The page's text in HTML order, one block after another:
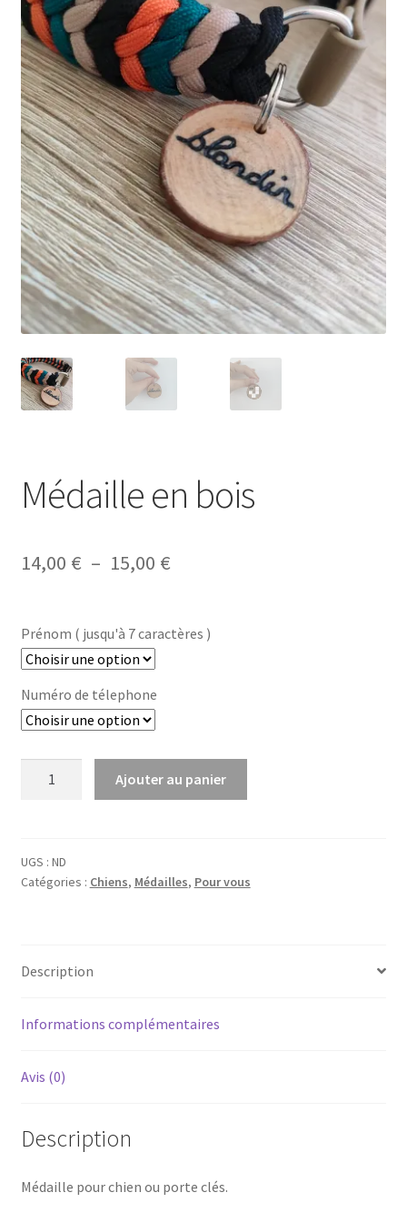
Ma Présentation
Politique de confidentialité
Retour
Mon compte
Panier
Commande
MERCI POUR VOTRE COMMANDE
Médaille en bois
14,00 € – 15,00 €Plage
prix :
Prénom ( jusqu'à 7 caractères )
Numéro de télephone
bois
Ajouter au panier
UGS : ND
Catégories : Chiens, Médailles, Pour vous
Description
Informations complémentaires
Avis (0)
Description
Médaille pour chien ou porte clés.